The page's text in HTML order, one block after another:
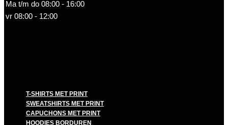
Ma t/m do 08:00 - 16:00
vr 08:00 - 12:00
T-SHIRTS MET PRINT
SWEATSHIRTS MET PRINT
CAPUCHONS MET PRINT
HOODIES BORDUREN